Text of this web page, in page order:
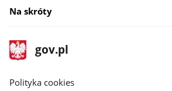
Na skróty
stopka
gov.pl
Strona
gov.pl
gov.pl
Polityka cookies